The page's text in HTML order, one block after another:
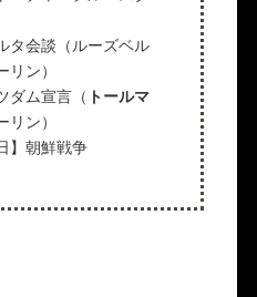
タ会談（ルーズベル
ン）
ダム宣言（ トールマ
ン）
】朝鮮戦争